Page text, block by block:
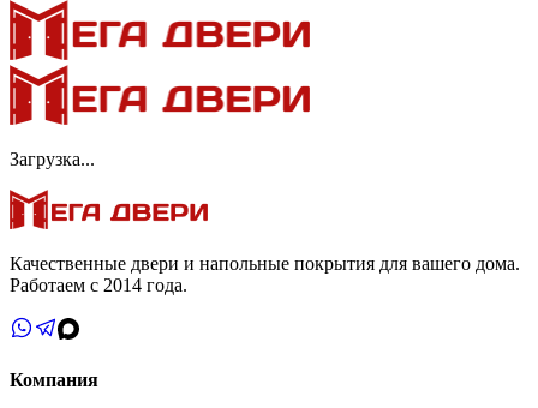
Загрузка...
Качественные двери и напольные покрытия для вашего дома.
Работаем с 2014 года.
Компания